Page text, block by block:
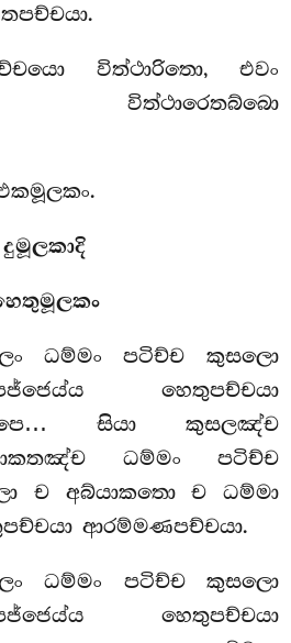
විත්ථාරිතො, එවං
විත්ථාරෙතබ්බො
දුමූලකාදි
ධම්මං පටිච්ච කුසලො
හෙතුපච්චයා
සියා කුසලඤ්ච
ධම්මං පටිච්ච
ච අබ්යාකතො ච ධම්මා
ආරම්මණපච්චයා.
ධම්මං පටිච්ච කුසලො
හෙතුපච්චයා